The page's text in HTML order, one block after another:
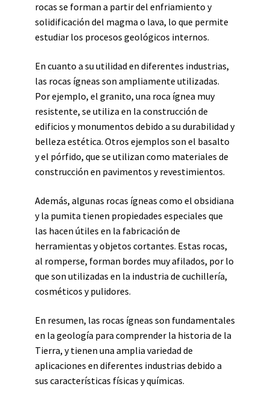
rocas se forman a partir del enfriamiento y
solidificación del magma o lava, lo que permite
estudiar los procesos geológicos internos.
En cuanto a su utilidad en diferentes industrias,
las rocas ígneas son ampliamente utilizadas.
Por ejemplo, el granito, una roca ígnea muy
resistente, se utiliza en la construcción de
edificios y monumentos debido a su durabilidad y
belleza estética. Otros ejemplos son el basalto
y el pórfido, que se utilizan como materiales de
construcción en pavimentos y revestimientos.
Además, algunas rocas ígneas como el obsidiana
y la pumita tienen propiedades especiales que
las hacen útiles en la fabricación de
herramientas y objetos cortantes. Estas rocas,
al romperse, forman bordes muy afilados, por lo
que son utilizadas en la industria de cuchillería,
cosméticos y pulidores.
En resumen, las rocas ígneas son fundamentales
en la geología para comprender la historia de la
Tierra, y tienen una amplia variedad de
aplicaciones en diferentes industrias debido a
sus características físicas y químicas.